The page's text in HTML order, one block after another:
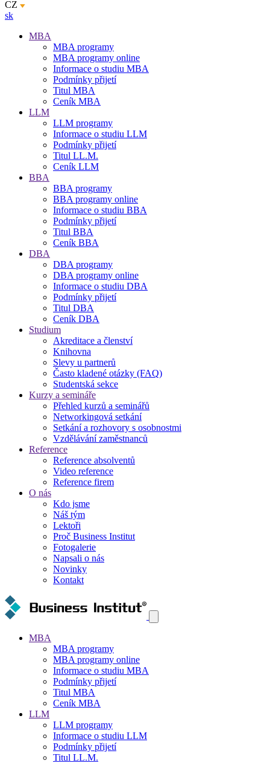
CZ
sk
MBA
MBA programy
MBA programy online
Informace o studiu MBA
Podmínky přijetí
Titul MBA
Ceník MBA
LLM
LLM programy
Informace o studiu LLM
Podmínky přijetí
Titul LL.M.
Ceník LLM
BBA
BBA programy
BBA programy online
Informace o studiu BBA
Podmínky přijetí
Titul BBA
Ceník BBA
DBA
DBA programy
DBA programy online
Informace o studiu DBA
Podmínky přijetí
Titul DBA
Ceník DBA
Studium
Akreditace a členství
Knihovna
Slevy u partnerů
Často kladené otázky (FAQ)
Studentská sekce
Kurzy a semináře
Přehled kurzů a seminářů
Networkingová setkání
Setkání a rozhovory s osobnostmi
Vzdělávání zaměstnanců
Reference
Reference absolventů
Video reference
Reference firem
O nás
Kdo jsme
Náš tým
Lektoři
Proč Business Institut
Fotogalerie
Napsali o nás
Novinky
Kontakt
MBA
MBA programy
MBA programy online
Informace o studiu MBA
Podmínky přijetí
Titul MBA
Ceník MBA
LLM
LLM programy
Informace o studiu LLM
Podmínky přijetí
Titul LL.M.